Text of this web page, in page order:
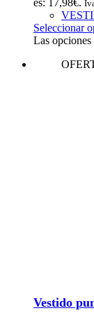
es: 17,98€.
Seleccionar
Las opciones
Vestido